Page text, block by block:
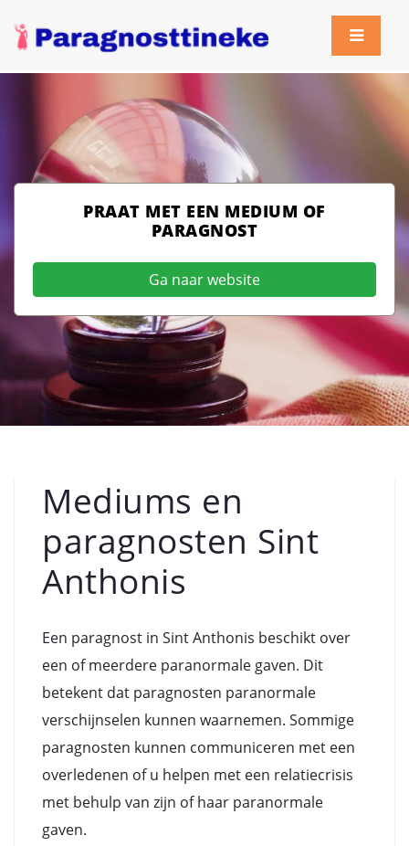
PRAAT MET EEN MEDIUM OF
PARAGNOST
Ga naar website
Mediums en
paragnosten Sint
Anthonis
Een paragnost in Sint Anthonis beschikt over
een of meerdere paranormale gaven. Dit
betekent dat paragnosten paranormale
verschijnselen kunnen waarnemen. Sommige
paragnosten kunnen communiceren met een
overledenen of u helpen met een relatiecrisis
met behulp van zijn of haar paranormale
gaven.